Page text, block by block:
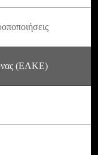
(ΕΛΚΕ)